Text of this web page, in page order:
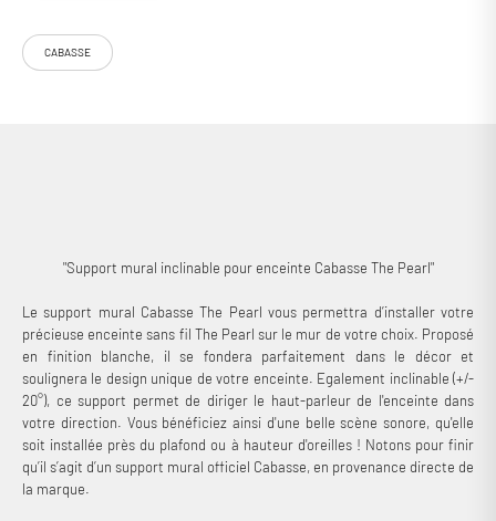
CABASSE
"Support mural inclinable pour enceinte Cabasse The Pearl"
Le support mural Cabasse The Pearl vous permettra d’installer votre
précieuse enceinte sans fil The Pearl sur le mur de votre choix. Proposé
en finition blanche, il se fondera parfaitement dans le décor et
soulignera le design unique de votre enceinte. Egalement inclinable (+/-
20°), ce support permet de diriger le haut-parleur de l'enceinte dans
votre direction. Vous bénéficiez ainsi d'une belle scène sonore, qu'elle
soit installée près du plafond ou à hauteur d'oreilles ! Notons pour finir
qu’il s’agit d’un support mural officiel Cabasse, en provenance directe de
la marque.